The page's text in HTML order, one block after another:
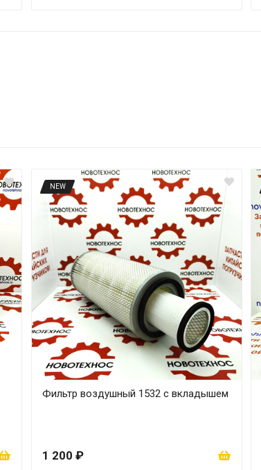
NEW
Фильтр воздушный 1532 с вкладышем
1 200 ₽